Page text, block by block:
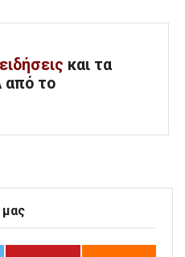
ειδήσεις και τα
από το
μας